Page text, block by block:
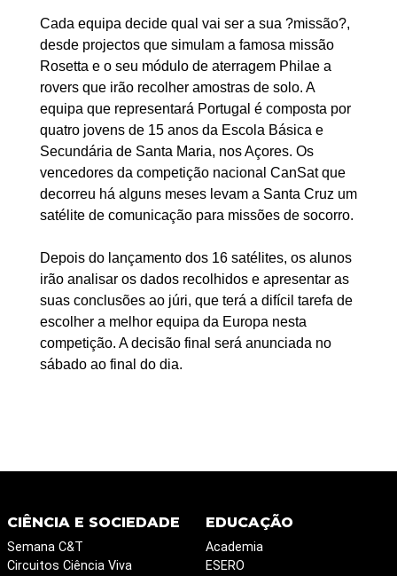
Cada equipa decide qual vai ser a sua ?missão?,
desde projectos que simulam a famosa missão
Rosetta e o seu módulo de aterragem Philae a
rovers que irão recolher amostras de solo. A
equipa que representará Portugal é composta por
quatro jovens de 15 anos da Escola Básica e
Secundária de Santa Maria, nos Açores. Os
vencedores da competição nacional CanSat que
decorreu há alguns meses levam a Santa Cruz um
satélite de comunicação para missões de socorro.
Depois do lançamento dos 16 satélites, os alunos
irão analisar os dados recolhidos e apresentar as
suas conclusões ao júri, que terá a difícil tarefa de
escolher a melhor equipa da Europa nesta
competição. A decisão final será anunciada no
sábado ao final do dia.
CIÊNCIA E SOCIEDADE
Semana C&T
Circuitos Ciência Viva
EDUCAÇÃO
Academia
ESERO